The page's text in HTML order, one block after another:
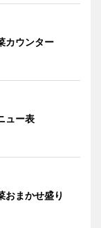
カウンター
ュー表
おまかせ盛り